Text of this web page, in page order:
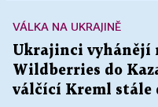
VÁLKA NA UKRAJINĚ
Ukrajinci vyhánějí
Wildberries do
válčící Kreml stále